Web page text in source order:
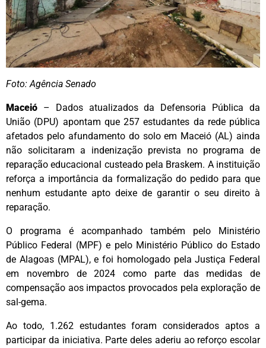
Foto:Agência Senado
Maceió – Dados atualizados da Defensoria Pública da
União (DPU) apontam que 257 estudantes da rede pública
afetados pelo afundamento do solo em Maceió (AL) ainda
não solicitaram a indenização prevista no programa de
reparação educacional custeado pela Braskem. A instituição
reforça a importância da formalização do pedido para que
nenhum estudante apto deixe de garantir o seu direito à
reparação.
O programa é acompanhado também pelo Ministério
Público Federal (MPF) e pelo Ministério Público do Estado
de Alagoas (MPAL), e foi homologado pela Justiça Federal
em novembro de 2024 como parte das medidas de
compensação aos impactos provocados pela exploração de
sal-gema.
Ao todo, 1.262 estudantes foram considerados aptos a
participar da iniciativa. Parte deles aderiu ao reforço escolar